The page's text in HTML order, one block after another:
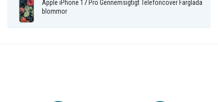
Materiale
Apple iPhone 17 Pro Gennemsigtigt Telefoncover Färglada
blommor